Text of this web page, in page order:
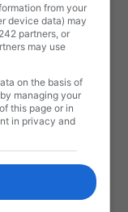
from your
device data) may
partners, or
may use
on the basis of
managing your
this page or in
in privacy and